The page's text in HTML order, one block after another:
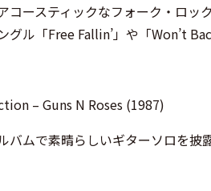
コースティックなフォーク・ロ
グル「Free Fallin’」や「Won’t
– Guns N Roses (1987)
バムで素晴らしいギターソロを披